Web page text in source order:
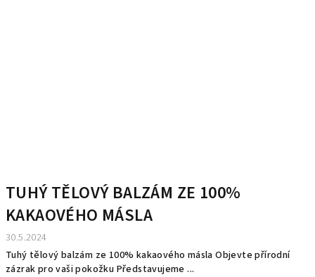
TUHÝ TĚLOVÝ BALZÁM ZE 100%
KAKAOVÉHO MÁSLA
30.5.2024
Tuhý tělový balzám ze 100% kakaového másla Objevte přírodní
zázrak pro vaši pokožku Představujeme ...